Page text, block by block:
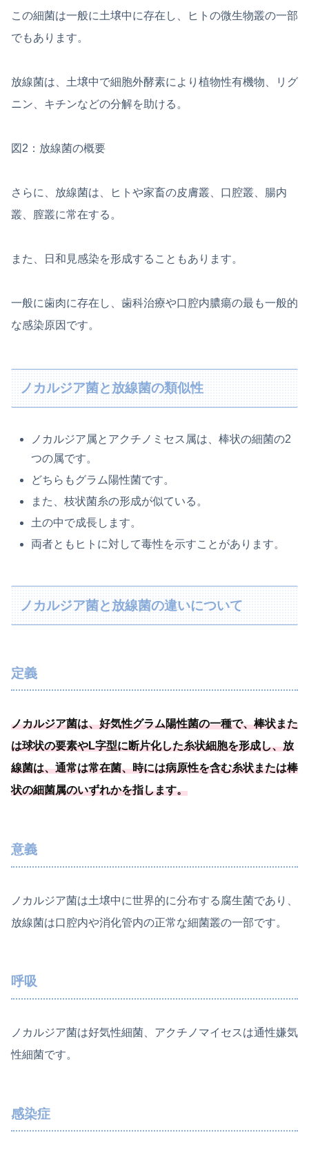
この細菌は一般に土壌中に存在し、ヒトの微生物叢の一部
でもあります。
放線菌は、土壌中で細胞外酵素により植物性有機物、リグ
ニン、キチンなどの分解を助ける。
図2：放線菌の概要
さらに、放線菌は、ヒトや家畜の皮膚叢、口腔叢、腸内
叢、膣叢に常在する。
また、日和見感染を形成することもあります。
一般に歯肉に存在し、歯科治療や口腔内膿瘍の最も一般的
な感染原因です。
ノカルジア菌と放線菌の類似性
ノカルジア属とアクチノミセス属は、棒状の細菌の2
つの属です。
どちらもグラム陽性菌です。
また、枝状菌糸の形成が似ている。
土の中で成長します。
両者ともヒトに対して毒性を示すことがあります。
ノカルジア菌と放線菌の違いについて
定義
ノカルジア菌は、好気性グラム陽性菌の一種で、棒状また
は球状の要素やL字型に断片化した糸状細胞を形成し、放
線菌は、通常は常在菌、時には病原性を含む糸状または棒
状の細菌属のいずれかを指します。
意義
ノカルジア菌は土壌中に世界的に分布する腐生菌であり、
放線菌は口腔内や消化管内の正常な細菌叢の一部です。
呼吸
ノカルジア菌は好気性細菌、アクチノマイセスは通性嫌気
性細菌です。
感染症